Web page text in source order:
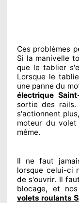
Ces problèmes
Si la manivelle
que le tablier
Lorsque le
une panne du
électrique
sortie des rails.
s'actionnent
moteur du
même.
Il ne faut
lorsque celui-ci
de s'ouvrir. Il
blocage, et
volets roulants